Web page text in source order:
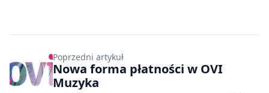
Poprzedni artykuł
Nowa forma płatności w OVI
Muzyka